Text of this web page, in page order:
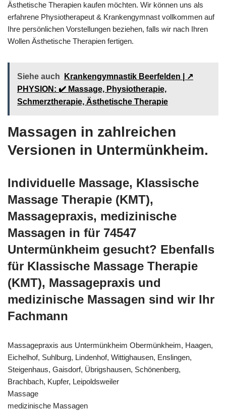
Ästhetische Therapien kaufen möchten. Wir können uns als
erfahrene Physiotherapeut & Krankengymnast vollkommen auf
Ihre persönlichen Vorstellungen beziehen, falls wir nach Ihren
Wollen Ästhetische Therapien fertigen.
Siehe auch
Krankengymnastik Beerfelden | ↗️
PHYSION: ✔️ Massage, Physiotherapie,
Schmerztherapie, Ästhetische Therapie
Massagen in zahlreichen
Versionen in Untermünkheim.
Individuelle Massage, Klassische
Massage Therapie (KMT),
Massagepraxis, medizinische
Massagen in für 74547
Untermünkheim gesucht? Ebenfalls
für Klassische Massage Therapie
(KMT), Massagepraxis und
medizinische Massagen sind wir Ihr
Fachmann
Massagepraxis aus Untermünkheim Obermünkheim, Haagen,
Eichelhof, Suhlburg, Lindenhof, Wittighausen, Enslingen,
Steigenhaus, Gaisdorf, Übrigshausen, Schönenberg,
Brachbach, Kupfer, Leipoldsweiler
Massage
medizinische Massagen